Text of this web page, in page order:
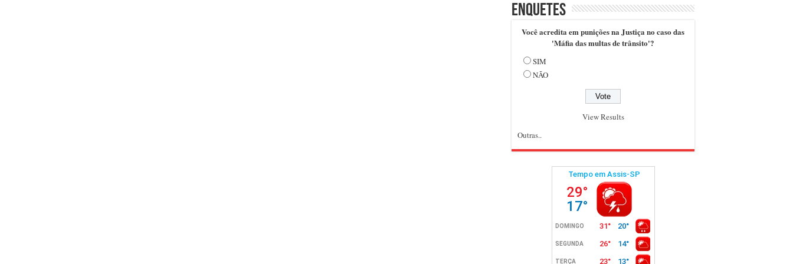
Enquetes
Você acredita em punições na Justiça no caso das
'Máfia das multas de trânsito'?
SIM
NÃO
View Results
Outras..